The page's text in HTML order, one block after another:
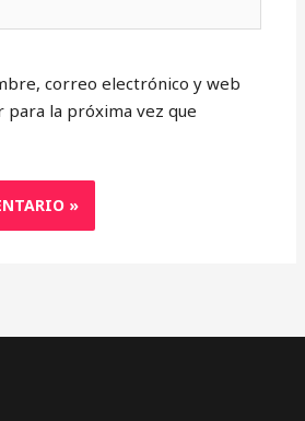
correo electrónico y web
para la próxima vez que